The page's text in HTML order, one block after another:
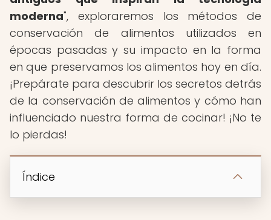
moderna", exploraremos los métodos de
conservación de alimentos utilizados en
épocas pasadas y su impacto en la forma
en que preservamos los alimentos hoy en día.
¡Prepárate para descubrir los secretos detrás
de la conservación de alimentos y cómo han
influenciado nuestra forma de cocinar! ¡No te
lo pierdas! ️
Índice